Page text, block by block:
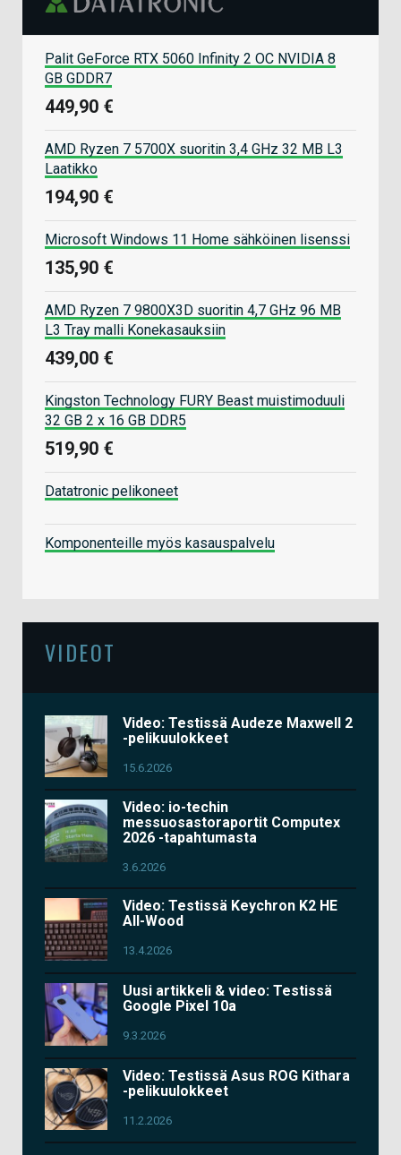
Palit GeForce RTX 5060 Infinity 2 OC NVIDIA 8
GB GDDR7
449,90 €
AMD Ryzen 7 5700X suoritin 3,4 GHz 32 MB L3
Laatikko
194,90 €
Microsoft Windows 11 Home sähköinen lisenssi
135,90 €
AMD Ryzen 7 9800X3D suoritin 4,7 GHz 96 MB
L3 Tray malli Konekasauksiin
439,00 €
Kingston Technology FURY Beast muistimoduuli
32 GB 2 x 16 GB DDR5
519,90 €
Datatronic pelikoneet
Komponenteille myös kasauspalvelu
VIDEOT
Video: Testissä Audeze Maxwell 2
-pelikuulokkeet
15.6.2026
Video: io-techin
messuosastoraportit Computex
2026 -tapahtumasta
3.6.2026
Video: Testissä Keychron K2 HE
All-Wood
13.4.2026
Uusi artikkeli & video: Testissä
Google Pixel 10a
9.3.2026
Video: Testissä Asus ROG Kithara
-pelikuulokkeet
11.2.2026